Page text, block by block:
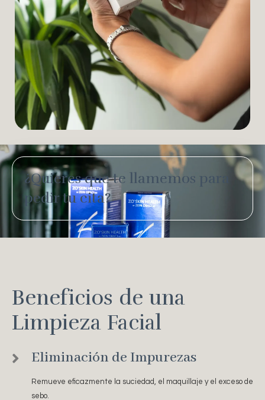
¿Quieres que te llamemos para
pedir tu cita?
Beneficios de una
Limpieza Facial
Eliminación de Impurezas
Remueve eficazmente la suciedad, el maquillaje y el exceso de
sebo.